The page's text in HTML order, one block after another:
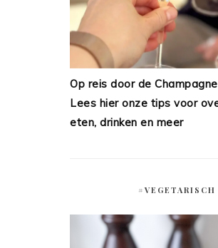
Op reis door de
Lees hier onze tips voor
eten, drinken en meer
#VEGETARISCH